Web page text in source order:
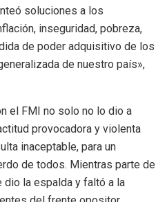
soluciones a los
inseguridad, pobreza,
de poder adquisitivo de los
de nuestro país»,
el FMI no solo no lo dio a
provocadora y violenta
inaceptable, para un
de todos. Mientras parte de
dio la espalda y faltó a la